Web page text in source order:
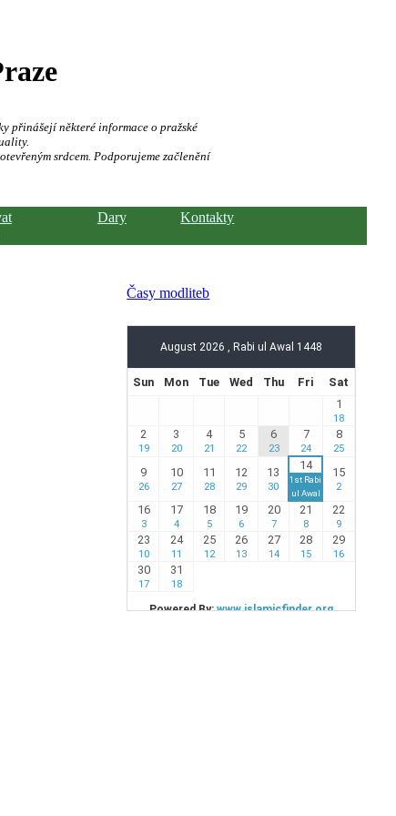
přinášejí některé informace o pražské
srdcem. Podporujeme začlenění
Dary Kontakty
Časy modliteb